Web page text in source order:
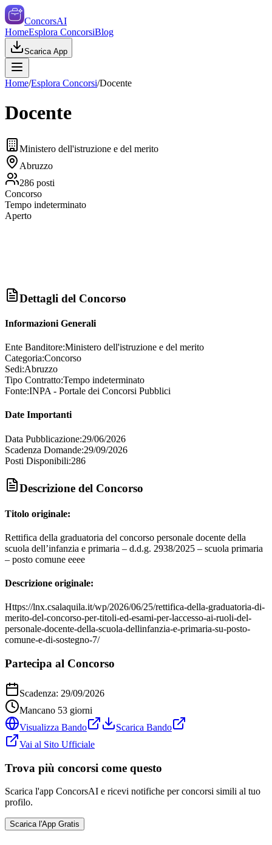
ConcorsAI
HomeEsplora ConcorsiBlog
Scarica App
Home/Esplora Concorsi/Docente
Docente
Ministero dell'istruzione e del merito
Abruzzo
286 posti
Concorso
Tempo indeterminato
Aperto
Dettagli del Concorso
Informazioni Generali
Ente Banditore:Ministero dell'istruzione e del merito
Categoria:Concorso
Sedi:Abruzzo
Tipo Contratto:Tempo indeterminato
Fonte:INPA - Portale dei Concorsi Pubblici
Date Importanti
Data Pubblicazione:29/06/2026
Scadenza Domande:29/09/2026
Posti Disponibili:286
Descrizione del Concorso
Titolo originale:
Rettifica della graduatoria del concorso personale docente della
scuola dell’infanzia e primaria – d.d.g. 2938/2025 – scuola primaria
– posto comune eeee
Descrizione originale:
Https://lnx.csalaquila.it/wp/2026/06/25/rettifica-della-graduatoria-di-
merito-del-concorso-per-titoli-ed-esami-per-laccesso-ai-ruoli-del-
personale-docente-della-scuola-dellinfanzia-e-primaria-su-posto-
comune-e-di-sostegno-7/
Partecipa al Concorso
Scadenza: 29/09/2026
Mancano 53 giorni
Visualizza Bando
Scarica Bando
Vai al Sito Ufficiale
Trova più concorsi come questo
Scarica l'app ConcorsAI e ricevi notifiche per concorsi simili al tuo
profilo.
Scarica l'App Gratis